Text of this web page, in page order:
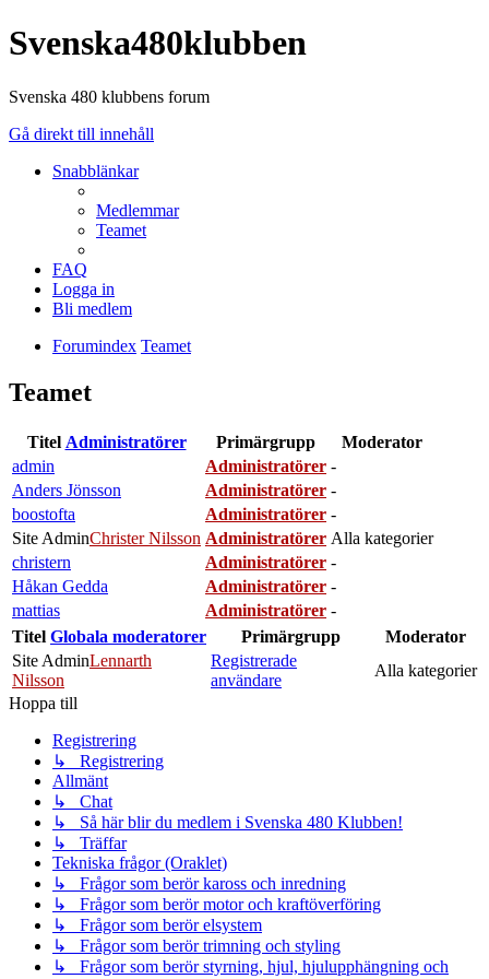
Svenska480klubben
Svenska 480 klubbens forum
Gå direkt till innehåll
Snabblänkar
Medlemmar
Teamet
FAQ
Logga in
Bli medlem
Forumindex Teamet
Teamet
Titel Administratörer Primärgrupp
Moderator
admin
Administratörer -
Anders Jönsson
Administratörer -
boostofta
Administratörer -
Site AdminChrister Nilsson Administratörer Alla kategorier
christern
Administratörer -
Håkan Gedda
Administratörer -
mattias
Administratörer -
Titel Globala moderatorer Primärgrupp
Moderator
Site AdminLennarth
Nilsson
Registrerade
användare
Alla kategorier
Hoppa till
Registrering
↳ Registrering
Allmänt
↳ Chat
↳ Så här blir du medlem i Svenska 480 Klubben!
↳ Träffar
Tekniska frågor (Oraklet)
↳ Frågor som berör kaross och inredning
↳ Frågor som berör motor och kraftöverföring
↳ Frågor som berör elsystem
↳ Frågor som berör trimning och styling
↳ Frågor som berör styrning, hjul, hjulupphängning och